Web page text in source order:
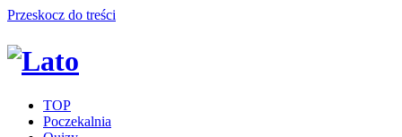
Przeskocz do treści
TOP
Poczekalnia